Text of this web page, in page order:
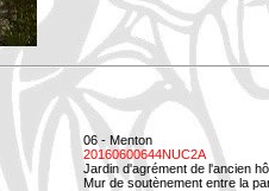
06 - Menton
20160600644NUC2A
Jardin d'agrément de l'ancien
Mur de soutènement entre la